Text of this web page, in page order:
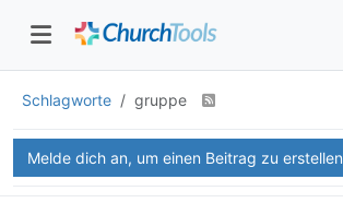
Schlagworte gruppe
Melde dich an, um einen Beitrag zu erstellen